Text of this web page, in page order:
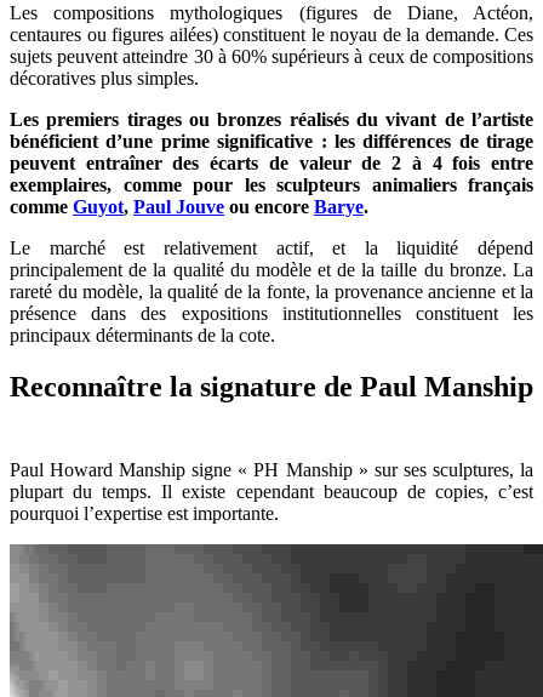
Les compositions mythologiques (figures de Diane, Actéon,
centaures ou figures ailées) constituent le noyau de la demande. Ces
sujets peuvent atteindre 30 à 60% supérieurs à ceux de compositions
décoratives plus simples.
Les premiers tirages ou bronzes réalisés du vivant de l’artiste
bénéficient d’une prime significative : les différences de tirage
peuvent entraîner des écarts de valeur de 2 à 4 fois entre
exemplaires, comme pour les sculpteurs animaliers français
comme Guyot, Paul Jouve ou encore Barye.
Le marché est relativement actif, et la liquidité dépend
principalement de la qualité du modèle et de la taille du bronze. La
rareté du modèle, la qualité de la fonte, la provenance ancienne et la
présence dans des expositions institutionnelles constituent les
principaux déterminants de la cote.
Reconnaître la signature de Paul Manship
Paul Howard Manship signe « PH Manship » sur ses sculptures, la
plupart du temps. Il existe cependant beaucoup de copies, c’est
pourquoi l’expertise est importante.